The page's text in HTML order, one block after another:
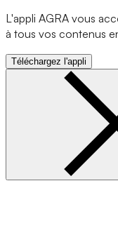
L'appli AGRA vous
à tous vos contenus
Téléchargez l'appli